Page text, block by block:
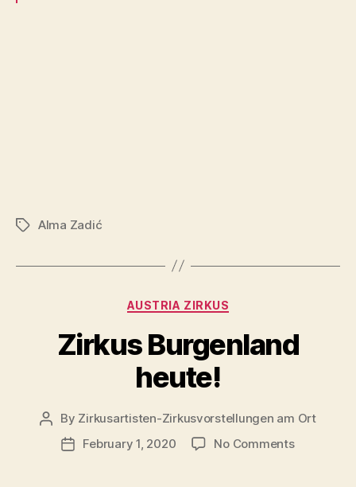
TagsAlma Zadić
Categories
AUSTRIA ZIRKUS
Zirkus Burgenland
heute!
Post
author
By Zirkusartisten-Zirkusvorstellungen am Ort
PostFebruary 1, 2020 No Commentson